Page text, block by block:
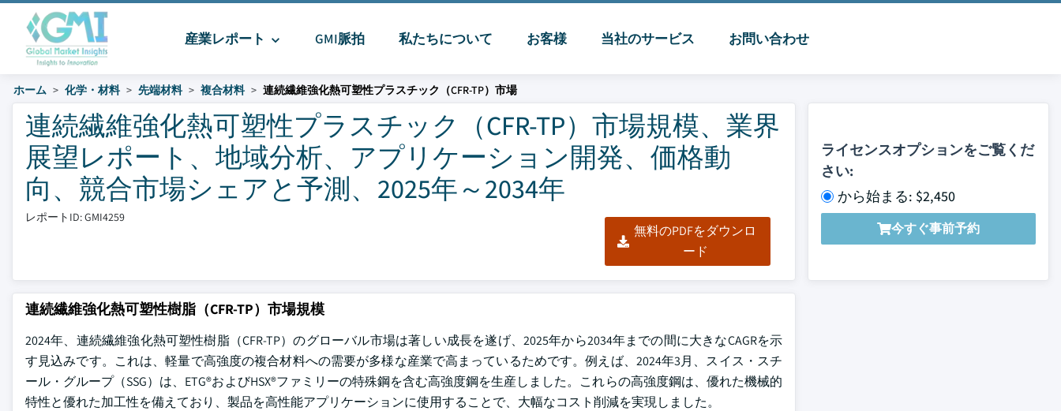
産業レポート GMI脈拍 私たちについて お客様 当社のサービス お問い合わせ
ホーム 化学・材料 先端材料 複合材料 連続繊維強化熱可塑性プラスチック（CFR-TP）市場
連続繊維強化熱可塑性プラスチック（CFR-TP）市場規模、業界
展望レポート、地域分析、アプリケーション開発、価格動
向、競合市場シェアと予測、2025年～2034年
レポートID: GMI4259
無料のPDFをダウンロ
ード
ライセンスオプションをご覧くだ
さい:
から始まる: $2,450
今すぐ事前予約
連続繊維強化熱可塑性樹脂（CFR-TP）市場規模
2024年、連続繊維強化熱可塑性樹脂（CFR-TP）のグローバル市場は著しい成長を遂げ、2025年から2034年までの間に大きなCAGRを示
す見込みです。これは、軽量で高強度の複合材料への需要が多様な産業で高まっているためです。例えば、2024年3月、スイス・スチ
ール・グループ（SSG）は、ETG®およびHSX®ファミリーの特殊鋼を含む高強度鋼を生産しました。これらの高強度鋼は、優れた機械的
特性と優れた加工性を備えており、製品を高性能アプリケーションに使用することで、大幅なコスト削減を実現しました。